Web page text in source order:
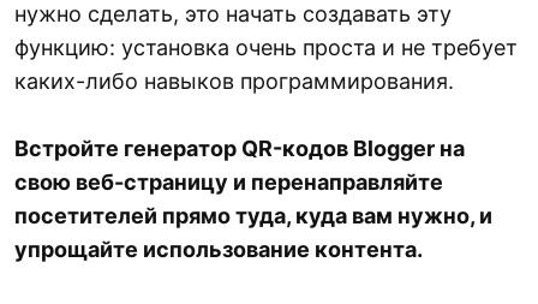
нужно сделать, это начать создавать эту
функцию: установка очень проста и не требует
каких-либо навыков программирования.
Встройте генератор QR-кодов Blogger на
свою веб-страницу и перенаправляйте
посетителей прямо туда, куда вам нужно, и
упрощайте использование контента.